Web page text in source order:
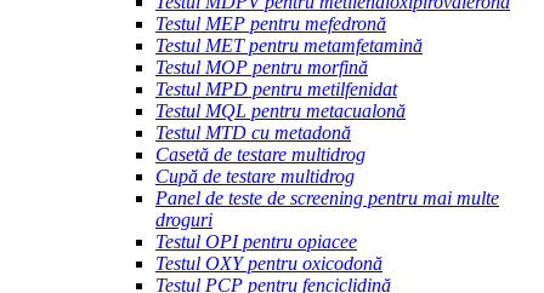
Testul MEP pentru mefedronă
Testul MET pentru metamfetamină
Testul MOP pentru morfină
Testul MPD pentru metilfenidat
Testul MQL pentru metacualonă
Testul MTD cu metadonă
Casetă de testare multidrog
Cupă de testare multidrog
Panel de teste de screening pentru mai multe
droguri
Testul OPI pentru opiacee
Testul OXY pentru oxicodonă
Testul PCP pentru fenciclidină